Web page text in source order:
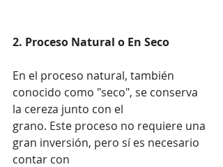
2. Proceso Natural o En Seco
En el proceso natural, también
conocido como "seco", se conserva
la cereza junto con el
grano. Este proceso no requiere una
gran inversión, pero sí es necesario
contar con